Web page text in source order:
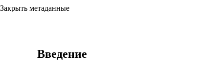
Закрыть метаданные
Введение